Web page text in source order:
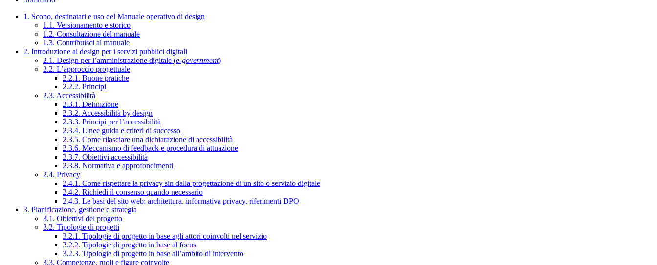
1. Scopo, destinatari e uso del Manuale operativo di design
1.1. Versionamento e storico
1.2. Consultazione del manuale
1.3. Contribuisci al manuale
2. Introduzione al design per i servizi pubblici digitali
2.1. Design per l’amministrazione digitale (e-government)
2.2. L’approccio progettuale
2.2.1. Buone pratiche
2.2.2. Principi
2.3. Accessibilità
2.3.1. Definizione
2.3.2. Accessibilità by design
2.3.3. Principi per l’accessibilità
2.3.4. Linee guida e criteri di successo
2.3.5. Come rilasciare una dichiarazione di accessibilità
2.3.6. Meccanismo di feedback e procedura di attuazione
2.3.7. Obiettivi accessibilità
2.3.8. Normativa e approfondimenti
2.4. Privacy
2.4.1. Come rispettare la privacy sin dalla progettazione di un sito o servizio digitale
2.4.2. Richiedi il consenso quando necessario
2.4.3. Le basi del sito web: architettura, informativa privacy, riferimenti DPO
3. Pianificazione, gestione e strategia
3.1. Obiettivi del progetto
3.2. Tipologie di progetti
3.2.1. Tipologie di progetto in base agli attori coinvolti nel servizio
3.2.2. Tipologie di progetto in base al focus
3.2.3. Tipologie di progetto in base all’ambito di intervento
3.3. Competenze, ruoli e figure coinvolte